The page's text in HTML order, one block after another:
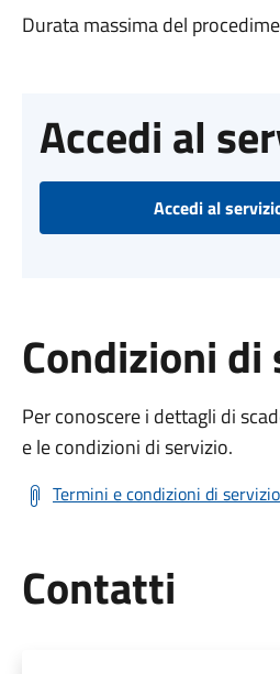
Durata massima del
Accedi al
Accedi al
Condizioni di
Per conoscere i dettagli di
e le condizioni di servizio.
Termini e condizioni di servizio
Contatti